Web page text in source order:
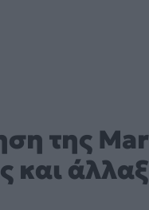
της
και